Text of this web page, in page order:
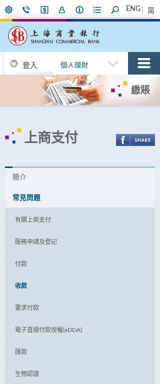
ENG 简
登入 個人理財
繳賬
上商支付
簡介
常見問題
有關上商支付
服務申請及登記
付款
收款
要求付款
電子直接付款授權(eDDA)
匯款
生物認證